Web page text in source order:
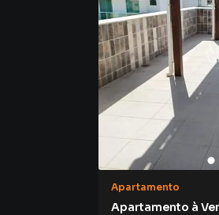
um time de
atender proprietários
Apartamento
Apartamento à